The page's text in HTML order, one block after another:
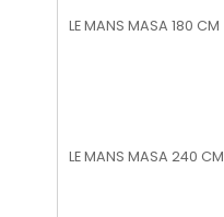
LE MANS MASA 180 CM
LE MANS MASA 240 CM